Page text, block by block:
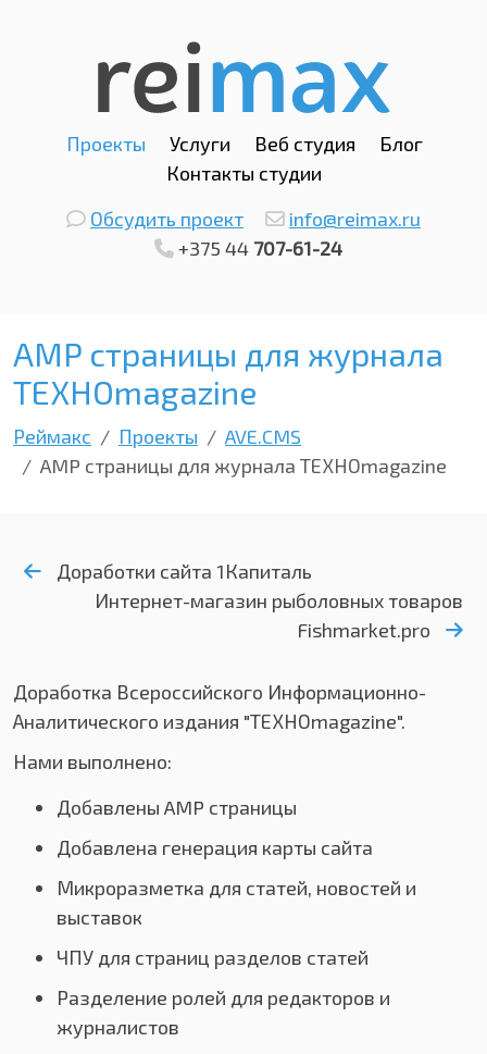
Проекты Услуги Веб студия
Блог
Контакты студии
Обсудить проект
info@reimax.ru
+375 44 707-61-24
AMP страницы для журнала
ТЕХНОmagazine
Реймакс Проекты
AVE.CMS
AMP страницы для журнала ТЕХНОmagazine
Доработки сайта 1Капиталь
Интернет-магазин рыболовных товаров
Fishmarket.pro
Доработка Всероссийского Информационно-
Аналитического издания "ТЕХНОmagazine".
Нами выполнено:
Добавлены AMP страницы
Добавлена генерация карты сайта
Микроразметка для статей, новостей и
выставок
ЧПУ для страниц разделов статей
Разделение ролей для редакторов и
журналистов